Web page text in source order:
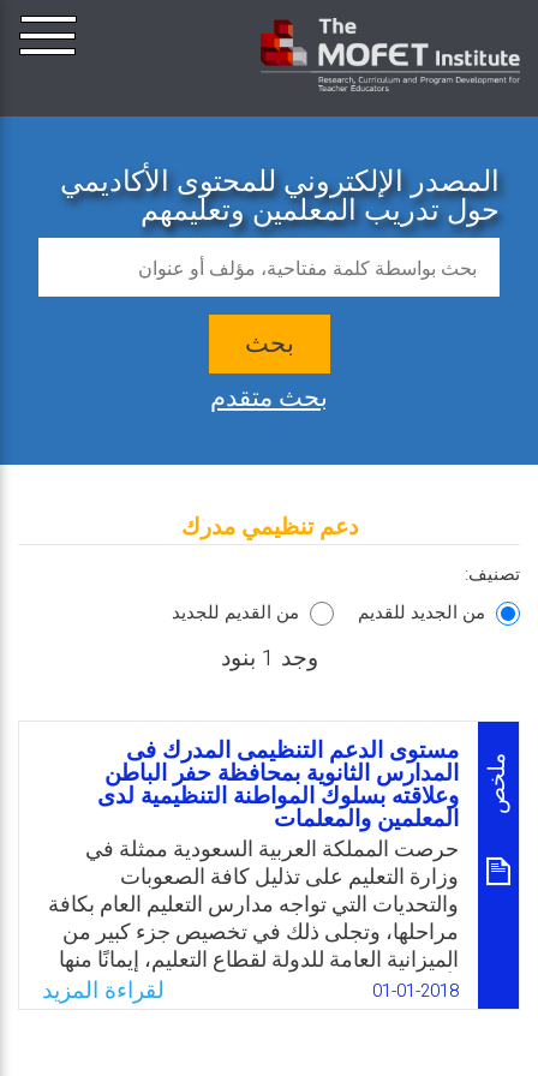
المصدر الإلكتروني للمحتوى الأكاديمي
حول تدريب المعلمين وتعليمهم
بحث
بحث متقدم
دعم تنظيمي مدرك
تصنيف:
من الجديد للقديم
من القديم للجديد
وجد 1 بنود
ملخص
مستوى الدعم التنظيمى المدرك فى
المدارس الثانوية بمحافظة حفر الباطن
وعلاقته بسلوك المواطنة التنظيمية لدى
المعلمين والمعلمات
حرصت المملكة العربية السعودية ممثلة في
وزارة التعليم على تذليل كافة الصعوبات
والتحديات التي تواجه مدارس التعليم العام بكافة
مراحلها، وتجلى ذلك في تخصيص جزء كبير من
الميزانية العامة للدولة لقطاع التعليم، إيمانًا منها
بأن المعلم يشكل حجر الزاوية في العملية
التعليمية التعلمية، والأساس الذي يقوم عليه نجاح
01-01-2018 لقراءة المزيد